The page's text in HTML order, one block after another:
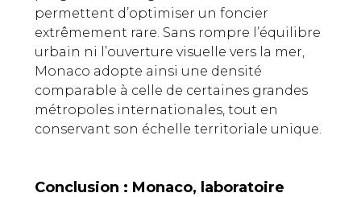
permettent d’optimiser un foncier
extrêmement rare. Sans rompre l’équilibre
urbain ni l’ouverture visuelle vers la mer,
Monaco adopte ainsi une densité
comparable à celle de certaines grandes
métropoles internationales, tout en
conservant son échelle territoriale unique.
Conclusion : Monaco, laboratoire